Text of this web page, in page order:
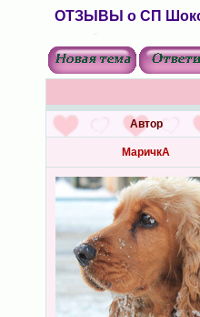
ОТЗЫВЫ о СП
Автор
МаричкА